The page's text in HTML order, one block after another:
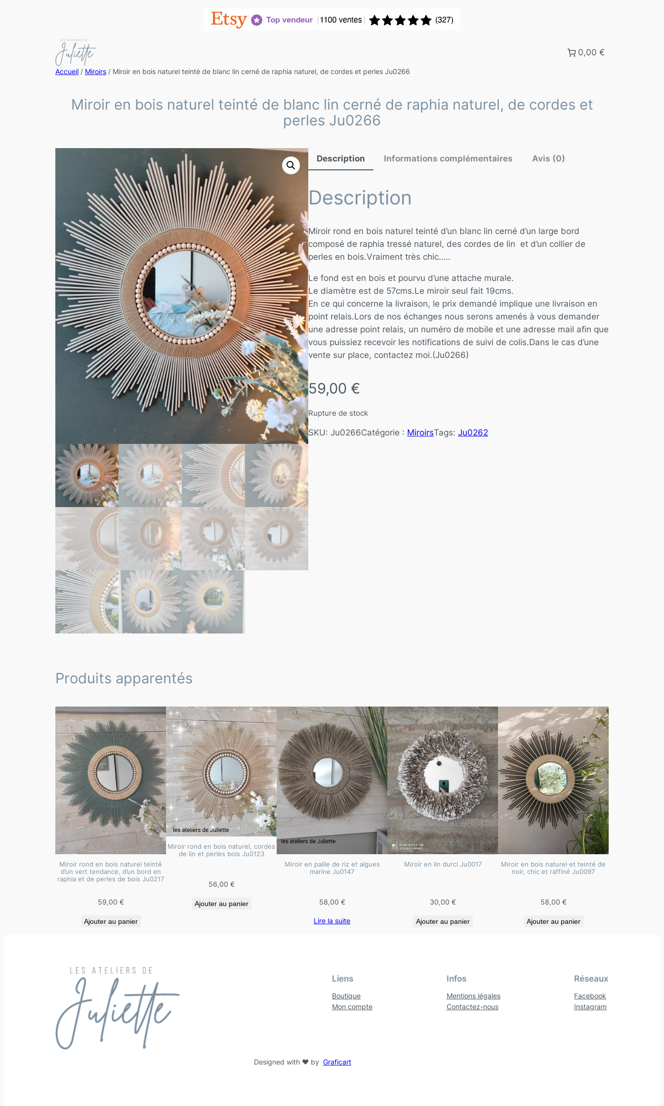
0,00 €
Accueil / Miroirs / Miroir en bois naturel teinté de blanc lin cerné de raphia naturel, de cordes et perles Ju0266
Miroir en bois naturel teinté de blanc lin cerné de raphia naturel, de cordes et
perles Ju0266
Description Informations complémentaires Avis (0)
Description
Miroir rond en bois naturel teinté d’un blanc lin cerné d’un large bord
composé de raphia tressé naturel, des cordes de lin et d’un collier de
perles en bois.Vraiment très chic…..
Le fond est en bois et pourvu d’une attache murale.
Le diamètre est de 57cms.Le miroir seul fait 19cms.
En ce qui concerne la livraison, le prix demandé implique une livraison en
point relais.Lors de nos échanges nous serons amenés à vous demander
une adresse point relais, un numéro de mobile et une adresse mail afin que
vous puissiez recevoir les notifications de suivi de colis.Dans le cas d’une
vente sur place, contactez moi.(Ju0266)
59,00 €
Rupture de stock
SKU: Ju0266Catégorie : MiroirsTags: Ju0262
Produits apparentés
Miroir rond en bois naturel teinté
d’un vert tendance, d’un bord en
raphia et de perles de bois Ju0217
59,00 €
Ajouter au panier
Miroir rond en bois naturel, cordes
de lin et perles bois Ju0123
56,00 €
Ajouter au panier
Miroir en paille de riz et algues
marine Ju0147
58,00 €
Lire la suite
Miroir en lin durci Ju0017
30,00 €
Ajouter au panier
Miroir en bois naturel et teinté de
noir, chic et raffiné Ju0097
58,00 €
Ajouter au panier
Liens
Boutique
Mon compte
Infos
Mentions légales
Contactez-nous
Réseaux
Facebook
Instagram
Designed with ♥ by Graficart